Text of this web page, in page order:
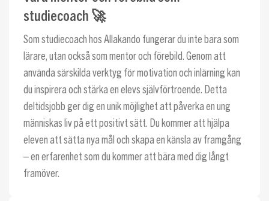
studiecoach 🚀
Som studiecoach hos Allakando fungerar du inte bara som
lärare, utan också som mentor och förebild. Genom att
använda särskilda verktyg för motivation och inlärning kan
du inspirera och stärka en elevs självförtroende. Detta
deltidsjobb ger dig en unik möjlighet att påverka en ung
människas liv på ett positivt sätt. Du kommer att hjälpa
eleven att sätta nya mål och skapa en känsla av framgång
– en erfarenhet som du kommer att bära med dig långt
framöver.